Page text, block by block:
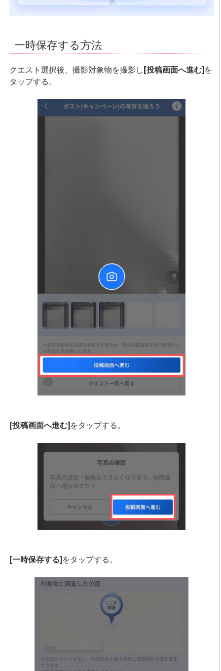
一時保存する方法
クエスト選択後、撮影対象物を撮影し [投稿画面へ進む]を
タップする。
[投稿画面へ進む] をタップする。
[一時保存する] をタップする。